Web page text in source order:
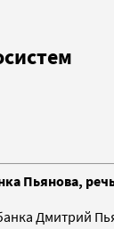
Пьянова,
Дмитрий